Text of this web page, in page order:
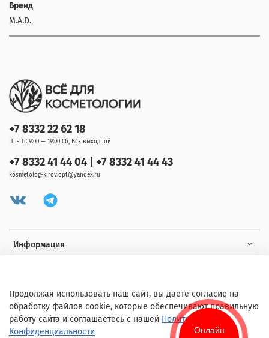
Бренд
M.A.D.
Информация
+7 8332 22 62 18
Пн-Пт: 9:00 — 19:00 Сб, Вск выходной
+7 8332 41 44 04 | +7 8332 41 44 43
kosmetolog-kirov.opt@yandex.ru
Продолжая использовать наш сайт, вы даете согласие на
обработку файлов cookie, которые обеспечивают правильную
работу сайта и соглашаетесь с нашей Политикой
Конфиденциальности
Онлайн